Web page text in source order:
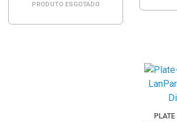
PRODUTO ESGOTADO